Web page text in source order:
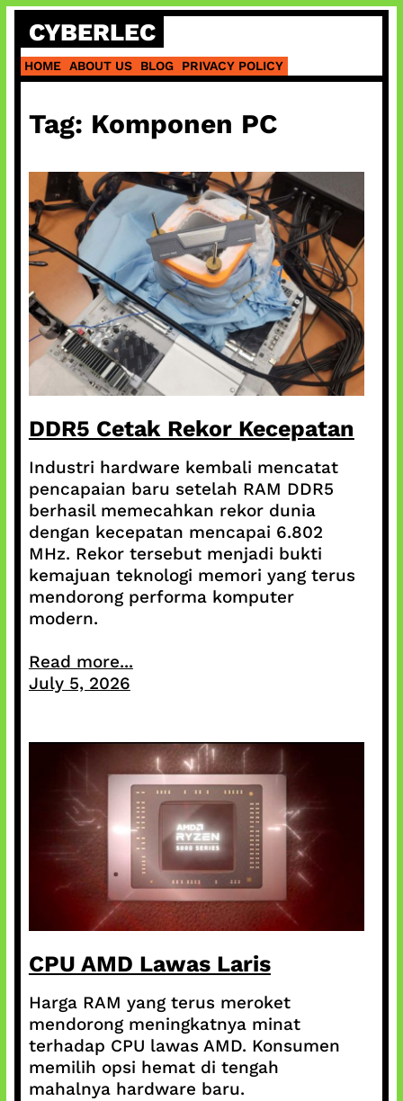
Skip
content
CYBERLEC
HOME ABOUT US BLOG PRIVACY POLICY
Tag: Komponen PC
DDR5 Cetak Rekor Kecepatan
Industri hardware kembali mencatat
pencapaian baru setelah RAM DDR5
berhasil memecahkan rekor dunia
dengan kecepatan mencapai 6.802
MHz. Rekor tersebut menjadi bukti
kemajuan teknologi memori yang terus
mendorong performa komputer
modern.
Read more...
July 5, 2026
CPU AMD Lawas Laris
Harga RAM yang terus meroket
mendorong meningkatnya minat
terhadap CPU lawas AMD. Konsumen
memilih opsi hemat di tengah
mahalnya hardware baru.